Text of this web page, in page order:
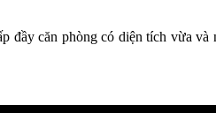
đầy căn phòng có diện tích vừa và